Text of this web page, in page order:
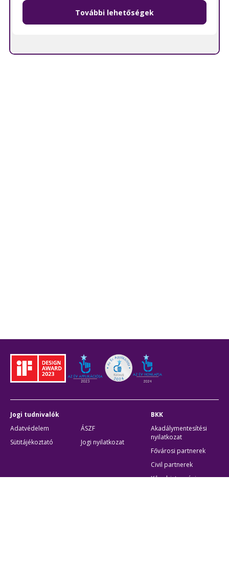
© OpenStreetMap contributors
Jogi tudnivalók
Adatvédelem
ÁSZF
Sütitájékoztató
Jogi nyilatkozat
BKK
Akadálymentesítési
nyilatkozat
Fővárosi partnerek
Civil partnerek
Kiberbiztonsági
További lehetőségek